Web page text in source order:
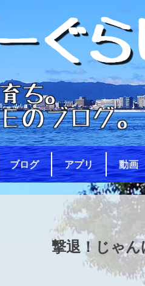
ブログ アプリ 動画
撃退！じゃ